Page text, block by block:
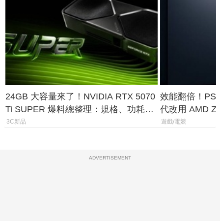
24GB 大容量來了！NVIDIA RTX 5070
Ti SUPER 爆料總整理：規格、功耗、
上市時間
3C新品
效能翻倍！
代改用 AMD
120fps 與全光
遊戲/電競
ADVERTISEMENT